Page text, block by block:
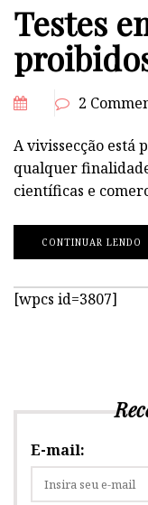
Testes
2
A vivissecção está
qualquer
científicas e
CONTINUAR LENDO
[wpcs id=3807]
E-mail: